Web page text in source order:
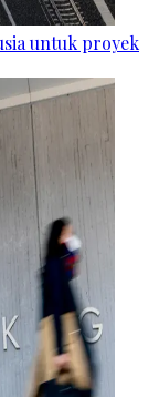
untuk proyek